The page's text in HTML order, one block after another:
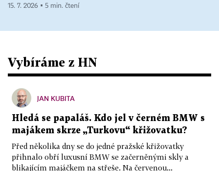
15. 7. 2026 ▪ 5 min. čtení
Vybíráme z HN
JAN KUBITA
Hledá se papaláš. Kdo jel v černém BMW s
majákem skrze „Turkovu“ křižovatku?
Před několika dny se do jedné pražské křižovatky
přihnalo obří luxusní BMW se začerněnými skly a
blikajícím majáčkem na střeše. Na červenou...